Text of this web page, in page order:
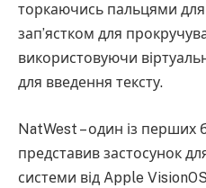
торкаючись пальцями
зап’ястком для
використовуючи
для введення тексту.
NatWest – один із перших
представив застосунок
системи від Apple